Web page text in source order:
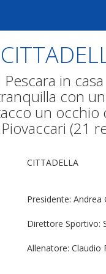
in
con
un
(21
CITTADELLA
Presidente: Andrea
Direttore Sportivo:
Allenatore: Claudio